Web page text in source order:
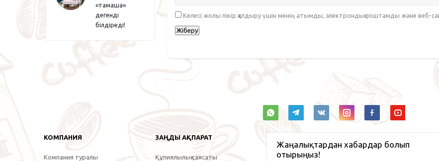
«тамаша»
дегенді
білдіреді!
Келесі жолы пікір қалдыру үшін менің атымды, электрондық поштамды және веб-
КОМПАНИЯ
Компания туралы
ЗАҢДЫ АҚПАРАТ
Құпиялылық саясаты
Жаңалықтардан хабардар болып
отырыңыз!